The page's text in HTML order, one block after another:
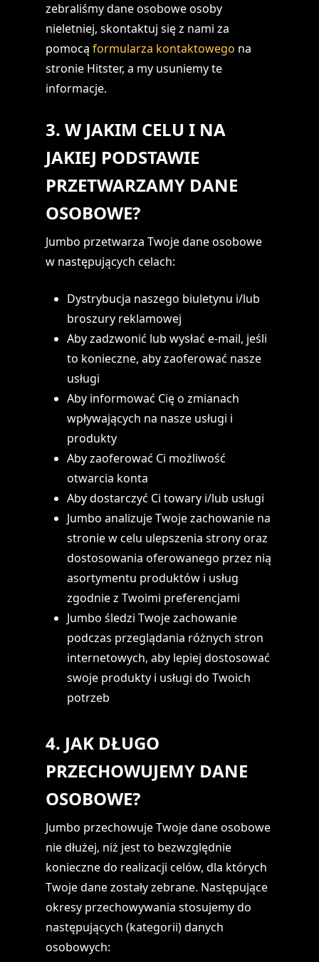
zebraliśmy dane osobowe osoby
nieletniej, skontaktuj się z nami za
pomocą formularza kontaktowego na
stronie Hitster, a my usuniemy te
informacje.
3. W JAKIM CELU I NA
JAKIEJ PODSTAWIE
PRZETWARZAMY DANE
OSOBOWE?
Jumbo przetwarza Twoje dane osobowe
w następujących celach:
Dystrybucja naszego biuletynu i/lub
broszury reklamowej
Aby zadzwonić lub wysłać e-mail, jeśli
to konieczne, aby zaoferować nasze
usługi
Aby informować Cię o zmianach
wpływających na nasze usługi i
produkty
Aby zaoferować Ci możliwość
otwarcia konta
Aby dostarczyć Ci towary i/lub usługi
Jumbo analizuje Twoje zachowanie na
stronie w celu ulepszenia strony oraz
dostosowania oferowanego przez nią
asortymentu produktów i usług
zgodnie z Twoimi preferencjami
Jumbo śledzi Twoje zachowanie
podczas przeglądania różnych stron
internetowych, aby lepiej dostosować
swoje produkty i usługi do Twoich
potrzeb
4. JAK DŁUGO
PRZECHOWUJEMY DANE
OSOBOWE?
Jumbo przechowuje Twoje dane osobowe
nie dłużej, niż jest to bezwzględnie
konieczne do realizacji celów, dla których
Twoje dane zostały zebrane. Następujące
okresy przechowywania stosujemy do
następujących (kategorii) danych
osobowych: